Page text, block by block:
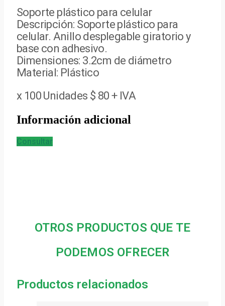
Soporte plástico para celular
Descripción: Soporte plástico para
celular. Anillo desplegable giratorio y
base con adhesivo.
Dimensiones: 3.2cm de diámetro
Material: Plástico
x 100 Unidades $ 80 + IVA
Información adicional
Consultar
OTROS PRODUCTOS QUE TE
PODEMOS OFRECER
Productos relacionados